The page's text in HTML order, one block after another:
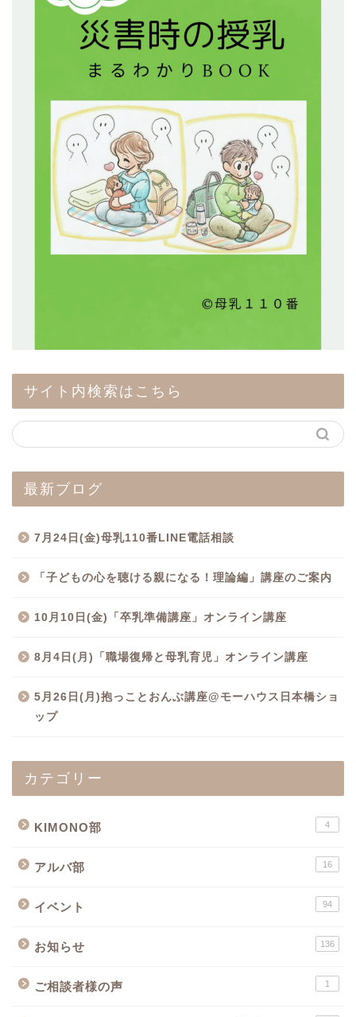
サイト内検索はこちら
最新ブログ
7月24日(金)母乳110番LINE電話相談
「子どもの心を聴ける親になる！理論編」講座のご案内
10月10日(金)「卒乳準備講座」オンライン講座
8月4日(月)「職場復帰と母乳育児」オンライン講座
5月26日(月)抱っことおんぶ講座@モーハウス日本橋ショ
ップ
カテゴリー
KIMONO部 4
アルバ部 16
イベント 94
お知らせ 136
ご相談者様の声 1